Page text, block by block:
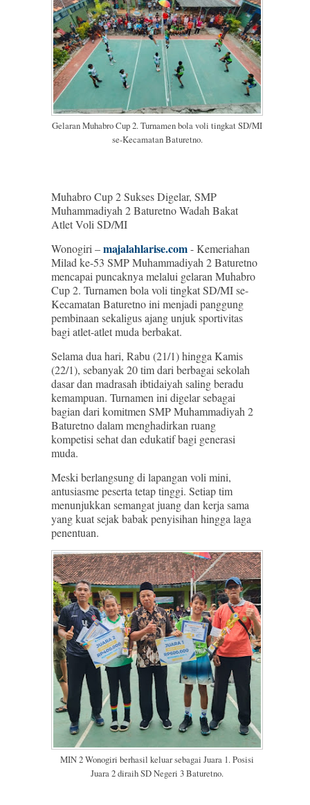
Gelaran Muhabro Cup 2. Turnamen bola voli tingkat SD/MI
se-Kecamatan Baturetno.
Muhabro Cup 2 Sukses Digelar, SMP
Muhammadiyah 2 Baturetno Wadah Bakat
Atlet Voli SD/MI
Wonogiri –majalahlarise.com- Kemeriahan
Milad ke-53 SMP Muhammadiyah 2 Baturetno
mencapai puncaknya melalui gelaran Muhabro
Cup 2. Turnamen bola voli tingkat SD/MI se-
Kecamatan Baturetno ini menjadi panggung
pembinaan sekaligus ajang unjuk sportivitas
bagi atlet-atlet muda berbakat.
Selama dua hari, Rabu (21/1) hingga Kamis
(22/1), sebanyak 20 tim dari berbagai sekolah
dasar dan madrasah ibtidaiyah saling beradu
kemampuan. Turnamen ini digelar sebagai
bagian dari komitmen SMP Muhammadiyah 2
Baturetno dalam menghadirkan ruang
kompetisi sehat dan edukatif bagi generasi
muda.
Meski berlangsung di lapangan voli mini,
antusiasme peserta tetap tinggi. Setiap tim
menunjukkan semangat juang dan kerja sama
yang kuat sejak babak penyisihan hingga laga
penentuan.
MIN 2 Wonogiri berhasil keluar sebagai Juara 1. Posisi
Juara 2 diraih SD Negeri 3 Baturetno.